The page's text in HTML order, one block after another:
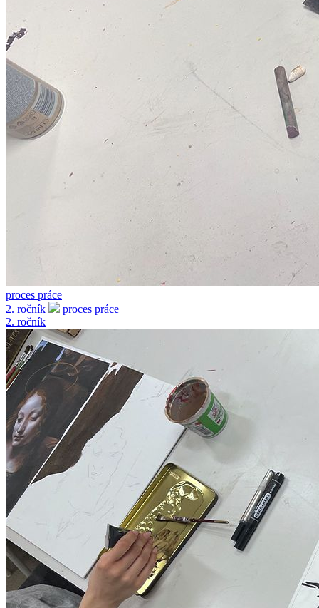
proces práce
2. ročník
proces práce
2. ročník